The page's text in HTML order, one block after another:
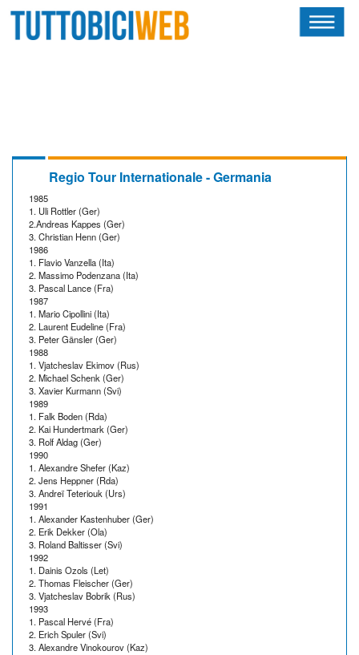
CALENDARIO
OSCAR
ALBI D'ORO
NEWSLETTER
Regio Tour Internationale - Germania
1985
1. Uli Rottler (Ger)
2.Andreas Kappes (Ger)
3. Christian Henn (Ger)
1986
1. Flavio Vanzella (Ita)
2. Massimo Podenzana (Ita)
3. Pascal Lance (Fra)
1987
1. Mario Cipollini (Ita)
2. Laurent Eudeline (Fra)
3. Peter Gänsler (Ger)
1988
1. Vjatcheslav Ekimov (Rus)
2. Michael Schenk (Ger)
3. Xavier Kurmann (Svi)
1989
1. Falk Boden (Rda)
2. Kai Hundertmark (Ger)
3. Rolf Aldag (Ger)
1990
1. Alexandre Shefer (Kaz)
2. Jens Heppner (Rda)
3. Andreï Teteriouk (Urs)
1991
1. Alexander Kastenhuber (Ger)
2. Erik Dekker (Ola)
3. Roland Baltisser (Svi)
1992
1. Dainis Ozols (Let)
2. Thomas Fleischer (Ger)
3. Vjatcheslav Bobrik (Rus)
1993
1. Pascal Hervé (Fra)
2. Erich Spuler (Svi)
3. Alexandre Vinokourov (Kaz)